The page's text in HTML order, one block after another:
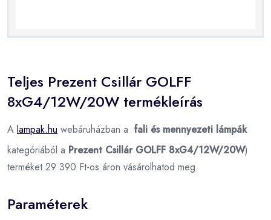
Teljes Prezent Csillár GOLFF
8xG4/12W/20W termékleírás
A lampak.hu webáruházban a fali és mennyezeti lámpák
kategóriából a Prezent Csillár GOLFF 8xG4/12W/20W)
terméket 29 390 Ft-os áron vásárolhatod meg.
Paraméterek